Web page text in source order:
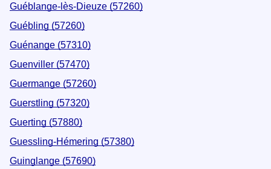
Guéblange-lès-Dieuze (57260)
Guébling (57260)
Guénange (57310)
Guenviller (57470)
Guermange (57260)
Guerstling (57320)
Guerting (57880)
Guessling-Hémering (57380)
Guinglange (57690)